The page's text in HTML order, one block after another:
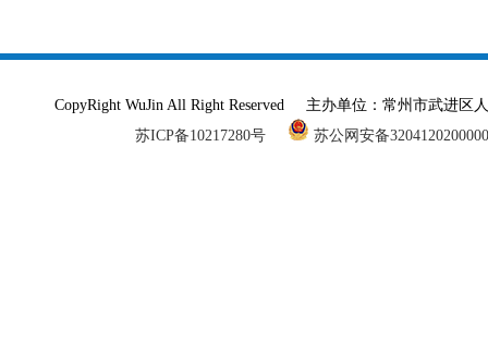
CopyRight WuJin All Right Reserved 主办单位：常州市武进
苏ICP备10217280号
苏公网安备